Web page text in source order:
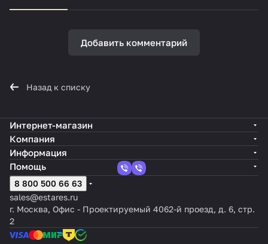
Добавить комментарий
Назад к списку
Интернет-магазин
Компания
Информация
Помощь
8 800 500 66 63
sales@estares.ru
г. Москва, Офис - Проектируемый 4062-й проезд, д. 6, стр.
2